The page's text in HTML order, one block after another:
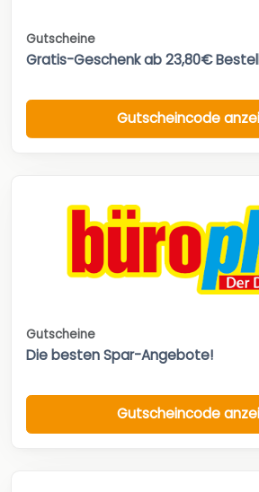
Gutscheine
Gratis-Geschenk ab 23,80€
Gutscheincode
Gutscheine
Die besten Spar-Angebote!
Gutscheincode